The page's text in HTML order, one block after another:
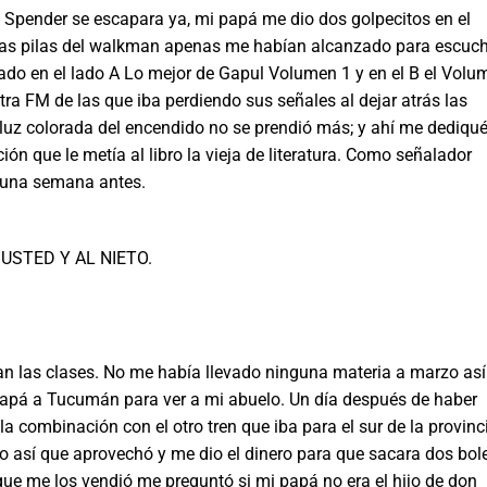
se escapara ya, mi papá me dio dos golpecitos en el
pilas del walkman apenas me habían alcanzado para
en el lado A Lo mejor de Gapul Volumen 1 y en el B el
FM de las que iba perdiendo sus señales al dejar atrás las
colorada del encendido no se prendió más; y ahí me
que le metía al libro la vieja de literatura. Como señalador
semana antes.
Y AL NIETO.
No me había llevado ninguna materia a marzo así
a Tucumán para ver a mi abuelo. Un día después de haber
combinación con el otro tren que iba para el sur de la
que aprovechó y me dio el dinero para que sacara dos
me los vendió me preguntó si mi papá no era el hijo de don